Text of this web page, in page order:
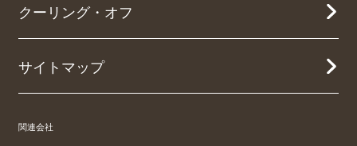
クーリング・オフ
サイトマップ
関連会社